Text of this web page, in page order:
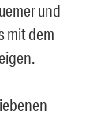
und
mit dem